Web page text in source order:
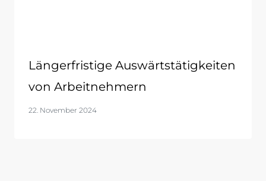
Längerfristige Auswärtstätigkeiten
von Arbeitnehmern
22. November 2024